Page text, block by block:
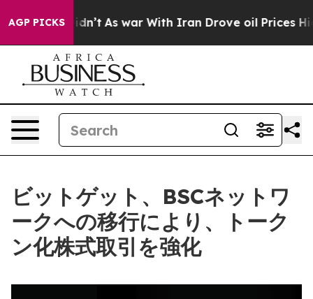
AGP PICKS
it Didn’t As war With Iran Drove oil Prices
ビットゲット、BSCネットワ
ークへの移行により、トーク
ン化株式取引を強化